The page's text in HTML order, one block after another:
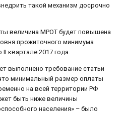
такой механизм досрочно
величина МРОТ будет повышена
прожиточного минимума
квартале 2017 года.
выполнено требование статьи
минимальный размер оплаты
на всей территории РФ
быть ниже величины
населения» – было